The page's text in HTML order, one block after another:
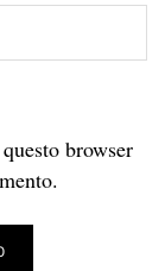
browser